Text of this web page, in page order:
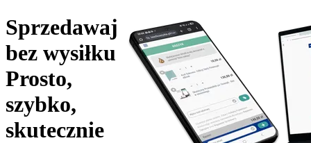
Sprzedawaj
bez wysiłku
Prosto,
szybko,
skutecznie